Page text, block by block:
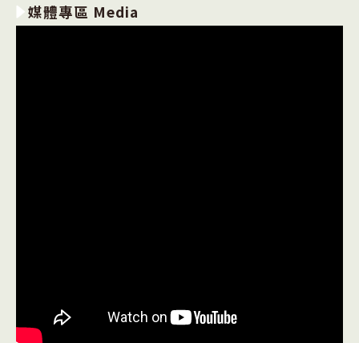
媒體專區 Media